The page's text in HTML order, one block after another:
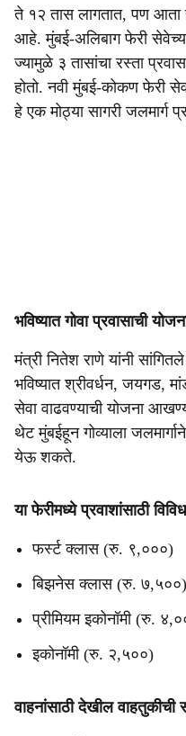
ते १२ तास लागतात, पण आता
आहे. मुंबई-अलिबाग फेरी
ज्यामुळे ३ तासांचा रस्ता
होतो. नवी मुंबई-कोकण फेरी
हे एक मोठ्या सागरी जलमार्ग
भविष्यात गोवा प्रवासाची
मंत्री नितेश राणे यांनी
भविष्यात श्रीवर्धन, जयगड,
सेवा वाढवण्याची योजना
थेट मुंबईहून गोव्याला
येऊ शकते.
या फेरीमध्ये प्रवाशांसाठी
फर्स्ट क्लास (रु. ९,०००)
बिझनेस क्लास (रु. ७,५००)
प्रीमियम इकोनॉमी (रु.
इकोनॉमी (रु. २,५००)
वाहनांसाठी देखील वाहतुकीची